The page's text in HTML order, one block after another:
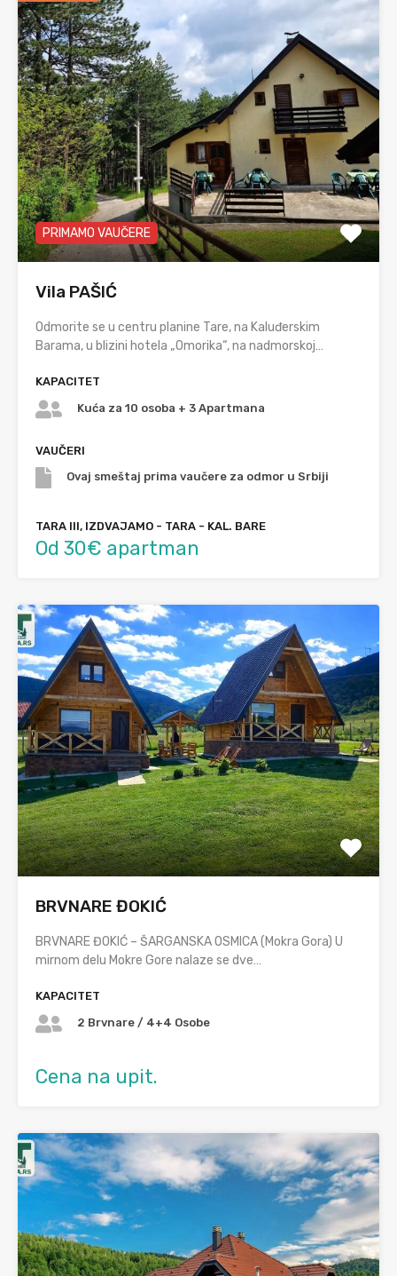
PRIMAMO VAUČERE
Vila PAŠIĆ
Odmorite se u centru planine Tare, na Kaluđerskim
Barama, u blizini hotela „Omorika“, na nadmorskoj…
KAPACITET
Kuća za 10 osoba + 3 Apartmana
VAUČERI
Ovaj smeštaj prima vaučere za odmor u Srbiji
TARA III, IZDVAJAMO - TARA - KAL. BARE
Od 30€ apartman
BRVNARE ĐOKIĆ
BRVNARE ĐOKIĆ – ŠARGANSKA OSMICA (Mokra Gora) U
mirnom delu Mokre Gore nalaze se dve…
KAPACITET
2 Brvnare / 4+4 Osobe
Cena na upit.